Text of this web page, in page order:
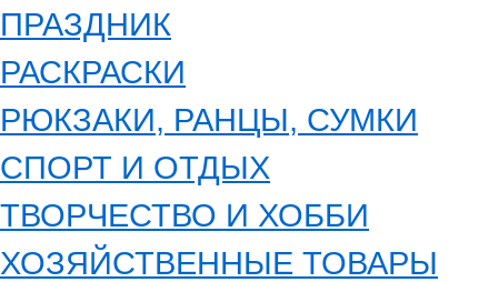
ПРАЗДНИК
РАСКРАСКИ
РЮКЗАКИ, РАНЦЫ, СУМКИ
СПОРТ И ОТДЫХ
ТВОРЧЕСТВО И ХОББИ
ХОЗЯЙСТВЕННЫЕ ТОВАРЫ